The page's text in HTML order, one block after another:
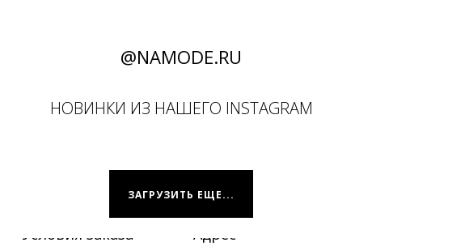
@NAMODE.RU
НОВИНКИ ИЗ НАШЕГО INSTAGRAM
ЗАГРУЗИТЬ ЕЩЕ...
Условия заказа
Адрес